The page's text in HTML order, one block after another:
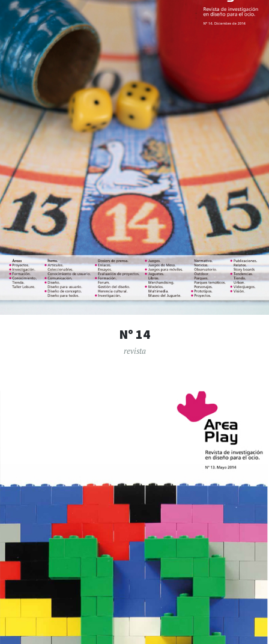
Nº 14
revista